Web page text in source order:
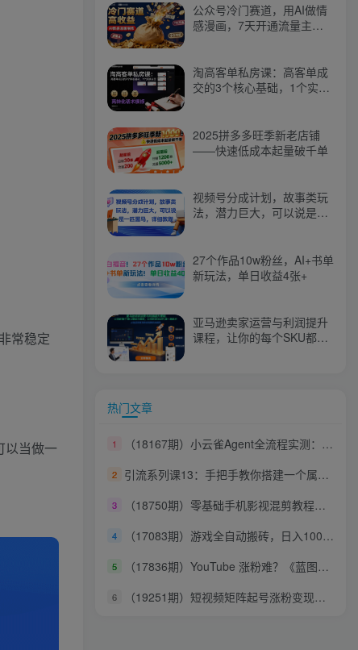
常稳定
以当做一
腰也不酸了！
工作也轻松了！
公众号冷门赛道，用AI做情
感漫画，7天开通流量主，
淘高客单私房课：高客单成
交的3个核心基础，1个实操
2025拼多多旺季新老店铺
——快速低成本起量破千单
视频号分成计划，故事类玩
法，潜力巨大，可以说是一
27个作品10w粉丝，AI+书单
新玩法，单日收益4张+
亚马逊卖家运营与利润提升
课程，让你的每个SKU都成
热门文章
1 （18167期）小云雀Agent全流程实测：Seedance 2.0加持，从注册到成片拆解，揭秘AI短剧一键成片真相
2 引流系列课13：手把手教你搭建一个属于自己的网站
3 （18750期）零基础手机影视混剪教程，素材选材到卡点调色全拆解，小白跟着实操轻松制作爆款混剪短片
4 （17083期）游戏全自动搬砖，日入1000+，长期绿色稳定的项目！
5 （17836期）YouTube 涨粉难？《蓝图涨粉学院》：4 年赚 460 万的大佬教策略，从0到百万有路径！
6 （19251期）短视频矩阵起号涨粉变现训练营｜多类目剪辑·矩阵起号·账号出售，零基础无露脸稳涨粉落地变现全课